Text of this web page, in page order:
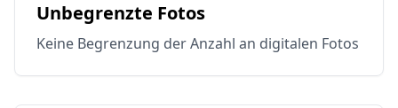
Unbegrenzte Fotos
Keine Begrenzung der Anzahl an digitalen Fotos